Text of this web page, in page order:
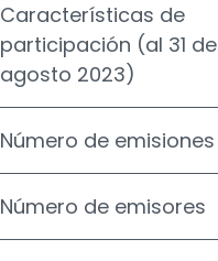
Características de
participación (al 31 de
agosto 2023)
Número de emisiones
Número de emisores